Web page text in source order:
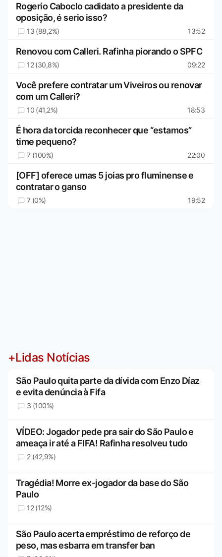
Rogerio Caboclo cadidato a presidente da
oposição, é serio isso?
13 (88,2%) 13:52
Renovou com Calleri. Rafinha piorando o SPFC
12 (30,8%) 09:22
Você prefere contratar um Viveiros ou renovar
com um Calleri?
10 (41,2%) 18:53
É hora da torcida reconhecer que “estamos”
time pequeno?
7 (100%) 22:00
[OFF] oferece umas 5 joias pro fluminense e
contratar o ganso
7 (0%) 19:52
+Lidas Notícias
São Paulo quita parte da dívida com Enzo Díaz
e evita denúncia à Fifa
3 (100%)
VÍDEO: Jogador pede pra sair do São Paulo e
ameaça ir até a FIFA! Rafinha resolveu tudo
2 (42,9%)
Tragédia! Morre ex-jogador da base do São
Paulo
12 (12%)
São Paulo acerta empréstimo de reforço de
peso, mas esbarra em transfer ban